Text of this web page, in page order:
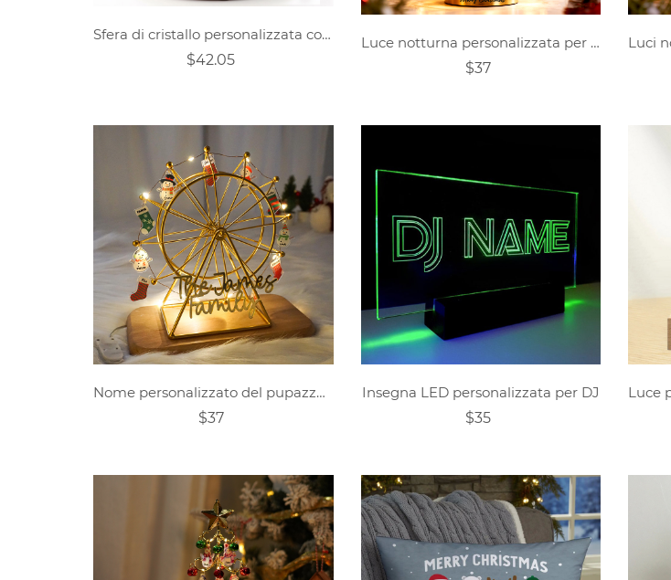
Sfera di cristallo personalizzata con pupazzo di neve per la famiglia
$42.05
Luce notturna personalizzata per albero di Natale con nome della famiglia
$37
Nome personalizzato del pupazzo di neve di Natale della famiglia Ruota panoramica
$37
Insegna LED personalizzata per DJ
$35